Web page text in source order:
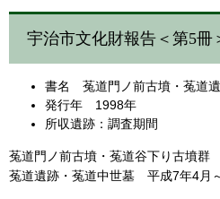
宇治市文化財報告＜第5冊
書名 菟道門ノ前古墳・菟道
発行年 1998年
所収遺跡：調査期間
菟道門ノ前古墳・菟道谷下り古墳群
菟道遺跡・菟道中世墓 平成7年4月